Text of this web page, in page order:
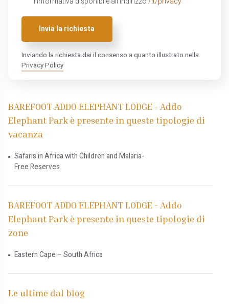
Invia la richiesta
Inviando la richiesta dai il consenso a quanto illustrato nella
Privacy Policy
BAREFOOT ADDO ELEPHANT LODGE - Addo
Elephant Park è presente in queste tipologie di
vacanza
Safaris in Africa with Children and Malaria-
Free Reserves
BAREFOOT ADDO ELEPHANT LODGE - Addo
Elephant Park è presente in queste tipologie di
zone
Eastern Cape – South Africa
Le ultime dal blog